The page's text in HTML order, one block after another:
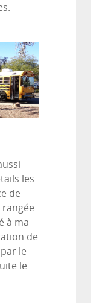
les
de
rangée
à ma
de
le
le